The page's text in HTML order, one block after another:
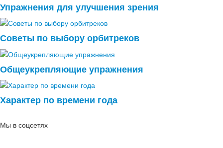
Упражнения для улучшения зрения
Советы по выбору орбитреков
Общеукрепляющие упражнения
Характер по времени года
Мы в соцсетях